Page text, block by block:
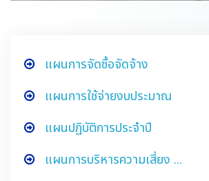
แผนการจัดซื้อจัดจ้าง
แผนการใช้จ่ายงบประมาณ
แผนปฏิบัติการประจำปี
แผนการบริหารความเสี่ยง ...